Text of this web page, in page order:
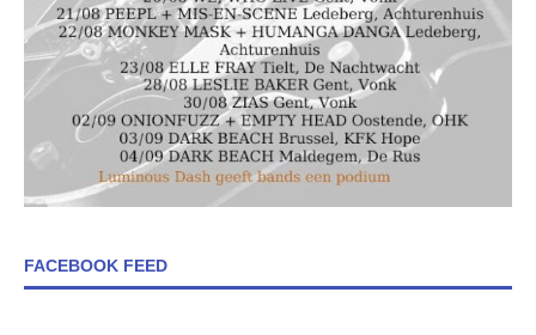
FACEBOOK FEED